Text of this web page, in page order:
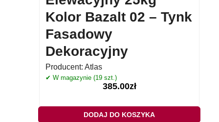
Kolor Bazalt 02 – Tynk
Fasadowy
Dekoracyjny
Producent: Atlas
✔ W magazynie (19 szt.)
385.00zł
DODAJ DO KOSZYKA